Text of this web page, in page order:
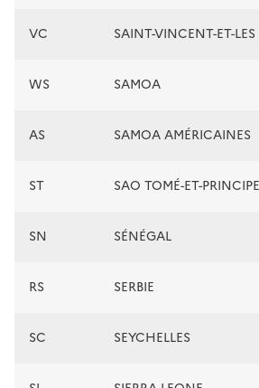
VC SAINT-VINCENT-ET-
WS SAMOA
AS SAMOA AMÉRICAINES
ST SAO TOMÉ-ET-PRINCIPE
SN SÉNÉGAL
RS SERBIE
SC SEYCHELLES